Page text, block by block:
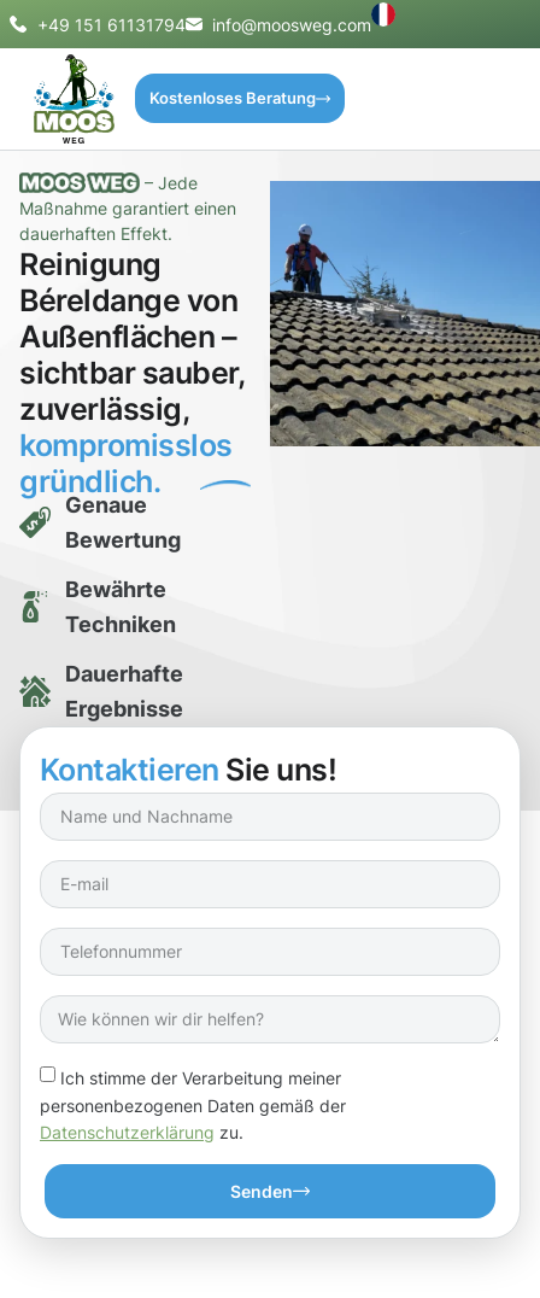
+49 151 61131794 info@moosweg.com
Kostenloses Beratung
– Jede
Maßnahme garantiert einen
dauerhaften Effekt.
Reinigung
Béreldange von
Außenflächen –
sichtbar sauber,
zuverlässig,
kompromisslos
gründlich.
Genaue
Bewertung
Bewährte
Techniken
Dauerhafte
Ergebnisse
Kostenlose
Reinigungsprobe
Kontaktieren Sie uns!
Ich stimme der Verarbeitung meiner
personenbezogenen Daten gemäß der
Datenschutzerklärung zu.
Senden